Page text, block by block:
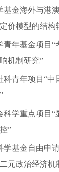
基金海外与港
价模型的结构
青年基金项目
机制研究”
科青年项目“
科学重点项目
”
学基金自由申
元政治经济机